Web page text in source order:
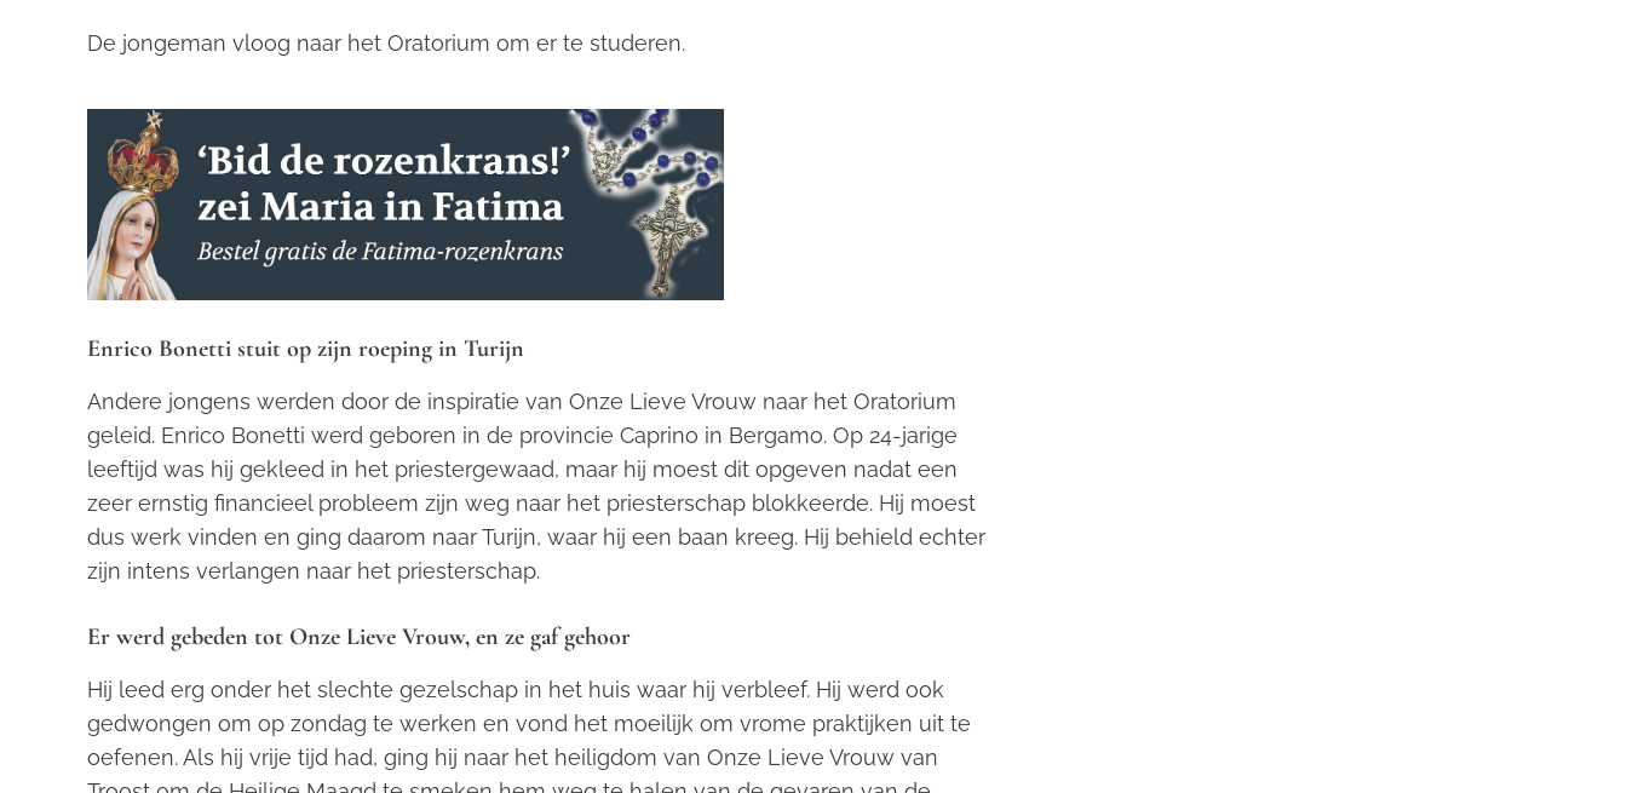
De jongeman vloog naar het Oratorium om er te studeren.
Enrico Bonetti stuit op zijn roeping in Turijn
Andere jongens werden door de inspiratie van Onze Lieve Vrouw naar het Oratorium
geleid. Enrico Bonetti werd geboren in de provincie Caprino in Bergamo. Op 24-jarige
leeftijd was hij gekleed in het priestergewaad, maar hij moest dit opgeven nadat een
zeer ernstig financieel probleem zijn weg naar het priesterschap blokkeerde. Hij moest
dus werk vinden en ging daarom naar Turijn, waar hij een baan kreeg. Hij behield echter
zijn intens verlangen naar het priesterschap.
Er werd gebeden tot Onze Lieve Vrouw, en ze gaf gehoor
Hij leed erg onder het slechte gezelschap in het huis waar hij verbleef. Hij werd ook
gedwongen om op zondag te werken en vond het moeilijk om vrome praktijken uit te
oefenen. Als hij vrije tijd had, ging hij naar het heiligdom van Onze Lieve Vrouw van